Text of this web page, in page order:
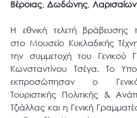
Βέροιας,Δωδώνης,Λαρισαίων
Η εθνική τελετή βράβευσης
στο Μουσείο Κυκλαδικής
την συμμετοχή του Γενικού
Κωνσταντίνου Τσέγα. Το
εκπροσώπησαν ο
Τουριστικής Πολιτικής &
Τζιάλλας και η Γενική